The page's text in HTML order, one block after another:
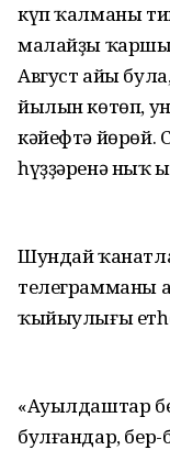
күп ҡалманы
малайҙы ҡаршы
Август айы
йылын көтөп,
кәйефтә йөрөй.
һүҙҙәренә ныҡ
Шундай
телеграмманы
ҡыйыулығы
«Ауылдаштар
булғандар,